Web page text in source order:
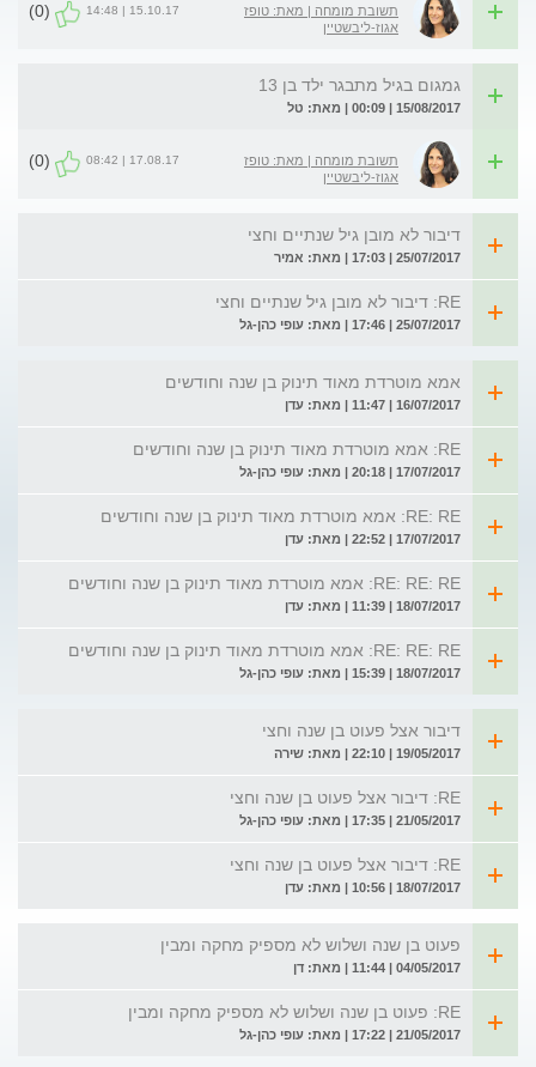
תשובת מומחה | מאת: טופז
אגוז-ליבשטיין
15.10.17 | 14:48
(0)
גמגום בגיל מתבגר ילד בן 13
15/08/2017 | 00:09 | מאת: טל
תשובת מומחה | מאת: טופז
אגוז-ליבשטיין
17.08.17 | 08:42
(0)
דיבור לא מובן גיל שנתיים וחצי
25/07/2017 | 17:03 | מאת: אמיר
RE: דיבור לא מובן גיל שנתיים וחצי
25/07/2017 | 17:46 | מאת: עופי כהן-גל
אמא מוטרדת מאוד תינוק בן שנה וחודשים
16/07/2017 | 11:47 | מאת: עדן
RE: אמא מוטרדת מאוד תינוק בן שנה וחודשים
17/07/2017 | 20:18 | מאת: עופי כהן-גל
RE: RE: אמא מוטרדת מאוד תינוק בן שנה וחודשים
17/07/2017 | 22:52 | מאת: עדן
RE: RE: RE: אמא מוטרדת מאוד תינוק בן שנה וחודשים
18/07/2017 | 11:39 | מאת: עדן
RE: RE: RE: אמא מוטרדת מאוד תינוק בן שנה וחודשים
18/07/2017 | 15:39 | מאת: עופי כהן-גל
דיבור אצל פעוט בן שנה וחצי
19/05/2017 | 22:10 | מאת: שירה
RE: דיבור אצל פעוט בן שנה וחצי
21/05/2017 | 17:35 | מאת: עופי כהן-גל
RE: דיבור אצל פעוט בן שנה וחצי
18/07/2017 | 10:56 | מאת: עדן
פעוט בן שנה ושלוש לא מספיק מחקה ומבין
04/05/2017 | 11:44 | מאת: דן
RE: פעוט בן שנה ושלוש לא מספיק מחקה ומבין
21/05/2017 | 17:22 | מאת: עופי כהן-גל